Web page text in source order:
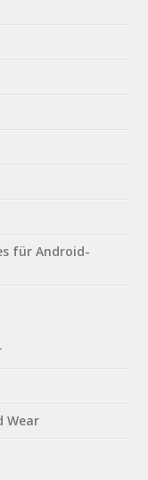
für Android-
Wear